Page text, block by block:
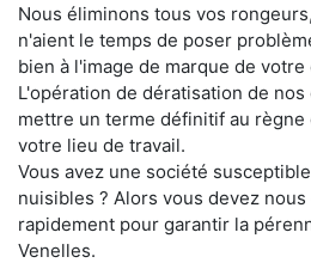
Nous éliminons tous vos
n'aient le temps de poser
bien à l'image de marque de
L'opération de dératisation de
mettre un terme définitif au
votre lieu de travail.
Vous avez une société
nuisibles ? Alors vous devez
rapidement pour garantir la
Venelles.